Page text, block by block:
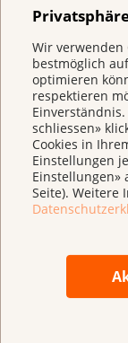
Wir verwenden
bestmöglich
optimieren
respektieren
schliessen»
Cookies in
Einstellungen
Einstellungen»
Seite). Weitere
Fachpersonen
Kosten
CHF 350.–
Für
Bitte
in Rechnung